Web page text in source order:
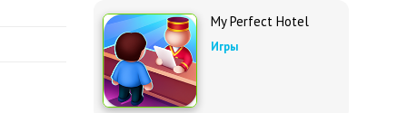
My Perfect Hotel
Игры